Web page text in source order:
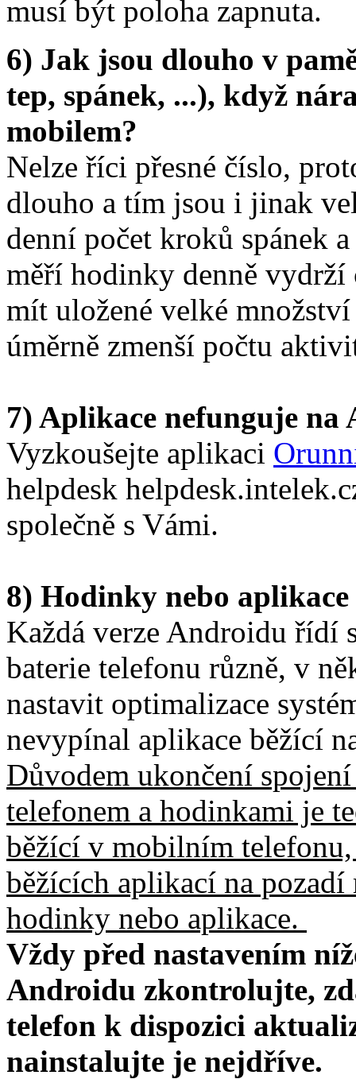
musí být poloha zapnuta.
6) Jak jsou dlouho v
tep, spánek, ...), když
mobilem?
Nelze říci přesné číslo,
dlouho a tím jsou i jinak
denní počet kroků spánek
měří hodinky denně vydrží
mít uložené velké
úměrně zmenší počtu
7) Aplikace nefunguje na
Vyzkoušejte aplikaci
helpdesk
společně s Vámi.
8) Hodinky nebo
Každá verze Androidu řídí
baterie telefonu různě, v
nastavit optimalizace
nevypínal aplikace běžící
Důvodem ukončení
telefonem a hodinkami je
běžící v mobilním
běžících aplikací na
hodinky nebo aplikace.
Vždy před nastavením
Androidu zkontrolujte,
telefon k dispozici
nainstalujte je nejdříve.